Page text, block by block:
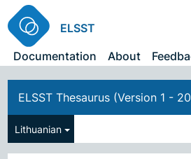
ELSST
Documentation
About
ELSST Thesaurus (Version 1 -
Lithuanian